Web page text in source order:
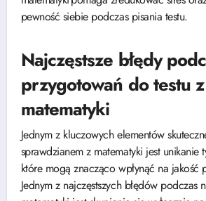
pewność siebie podczas pisania testu.
Najczęstsze błędy
przygotowań do testu z
matematyki
Jednym z kluczowych elementów
sprawdzianem z matematyki jest unikanie
które mogą znacząco wpłynąć na jakość
Jednym z najczęstszych błędów podczas